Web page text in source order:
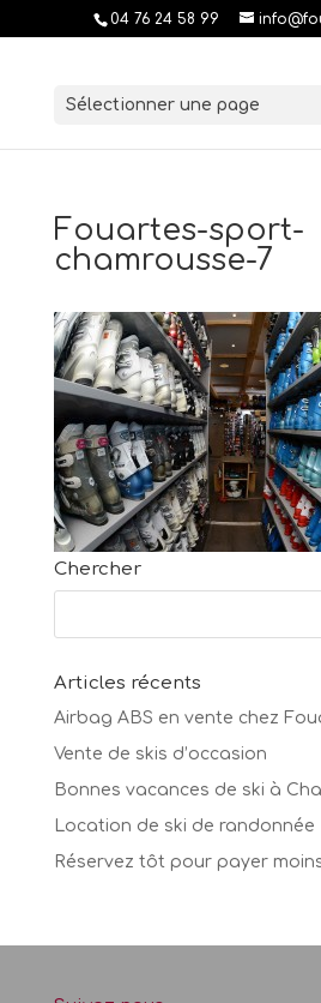
04 76 24 58 99
Sélectionner une page
Fouartes-sport-
chamrousse-7
Chercher
Articles récents
Airbag ABS en vente chez
Vente de skis d’occasion
Bonnes vacances de ski à
Location de ski de randonnée
Réservez tôt pour payer